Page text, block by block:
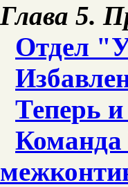
Глава 5.
Отдел
Теперь
Команда